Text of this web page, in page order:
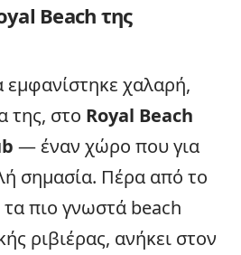
Beach της
εμφανίστηκε χαλαρή,
της, στο Royal Beach
— έναν χώρο που για
σημασία. Πέρα από το
τα πιο γνωστά beach
ριβιέρας, ανήκει στον